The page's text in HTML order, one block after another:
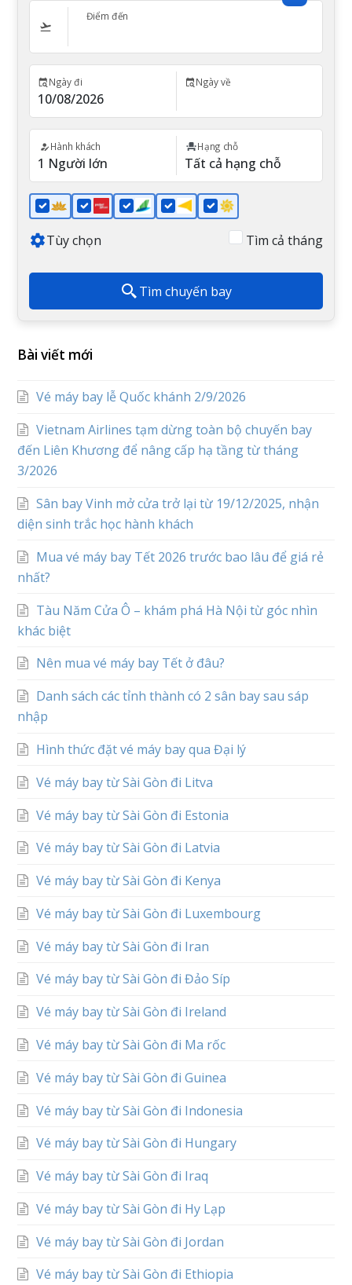
Điểm đến
Ngày đi Ngày về
Hành khách Hạng chỗ
Tùy chọn Tìm cả tháng
Tìm chuyến bay
Bài viết mới
Vé máy bay lễ Quốc khánh 2/9/2026
Vietnam Airlines tạm dừng toàn bộ chuyến bay
đến Liên Khương để nâng cấp hạ tầng từ tháng
3/2026
Sân bay Vinh mở cửa trở lại từ 19/12/2025, nhận
diện sinh trắc học hành khách
Mua vé máy bay Tết 2026 trước bao lâu để giá rẻ
nhất?
Tàu Năm Cửa Ô – khám phá Hà Nội từ góc nhìn
khác biệt
Nên mua vé máy bay Tết ở đâu?
Danh sách các tỉnh thành có 2 sân bay sau sáp
nhập
Hình thức đặt vé máy bay qua Đại lý
Vé máy bay từ Sài Gòn đi Litva
Vé máy bay từ Sài Gòn đi Estonia
Vé máy bay từ Sài Gòn đi Latvia
Vé máy bay từ Sài Gòn đi Kenya
Vé máy bay từ Sài Gòn đi Luxembourg
Vé máy bay từ Sài Gòn đi Iran
Vé máy bay từ Sài Gòn đi Đảo Síp
Vé máy bay từ Sài Gòn đi Ireland
Vé máy bay từ Sài Gòn đi Ma rốc
Vé máy bay từ Sài Gòn đi Guinea
Vé máy bay từ Sài Gòn đi Indonesia
Vé máy bay từ Sài Gòn đi Hungary
Vé máy bay từ Sài Gòn đi Iraq
Vé máy bay từ Sài Gòn đi Hy Lạp
Vé máy bay từ Sài Gòn đi Jordan
Vé máy bay từ Sài Gòn đi Ethiopia